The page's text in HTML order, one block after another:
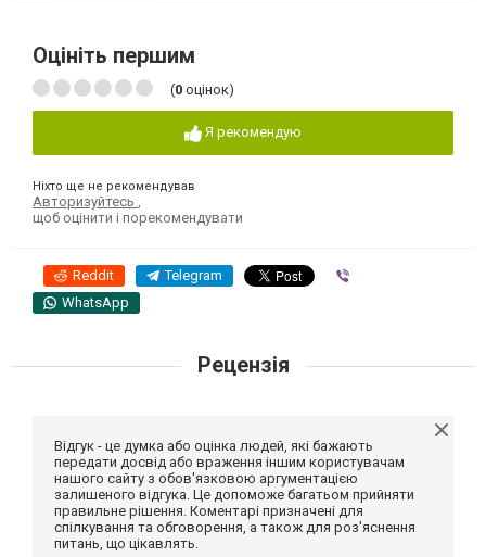
Оцініть першим
(0 оцінок)
Я рекомендую
Ніхто ще не рекомендував
Авторизуйтесь
щоб оцінити і порекомендувати
Reddit Telegram
WhatsApp
Рецензія
Відгук - це думка або оцінка людей, які бажають
передати досвід або враження іншим користувачам
нашого сайту з обов'язковою аргументацією
залишеного відгука. Це допоможе багатьом прийняти
правильне рішення. Коментарі призначені для
спілкування та обговорення, а також для роз'яснення
питань, що цікавлять.